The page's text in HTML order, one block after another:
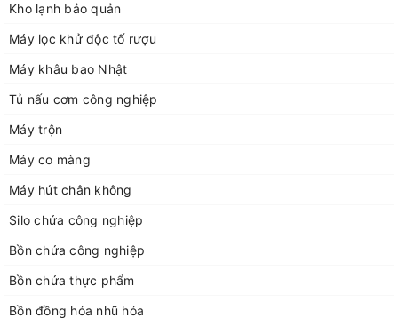
Đức Bảo chuyên thiết kế, gia công các loại bồn chứa, bồn
khuấy inox chuyên dụng trong các ngành: Keo, sơn, mỹ
phẩm,....đến các bồn chứa vi sinh trong ngành dược và thực
phẩm
Đặt hàng, thiết kế, gia công theo yêu cầu thực tế; Quý khách
Gia Lâm, TP Hà Nội
Địa chỉ xưởng sản xuất: xã Dương Quang, huyện Gia Lâm, Hà
Điện thoại 1: 0929168883
Điện thoại 2: 02438712928
Kho lạnh bảo quản
Máy lọc khử độc tố rượu
Máy khâu bao Nhật
Tủ nấu cơm công nghiệp
Máy trộn
Máy co màng
Máy hút chân không
Silo chứa công nghiệp
Bồn chứa công nghiệp
Bồn chứa thực phẩm
Bồn đồng hóa nhũ hóa